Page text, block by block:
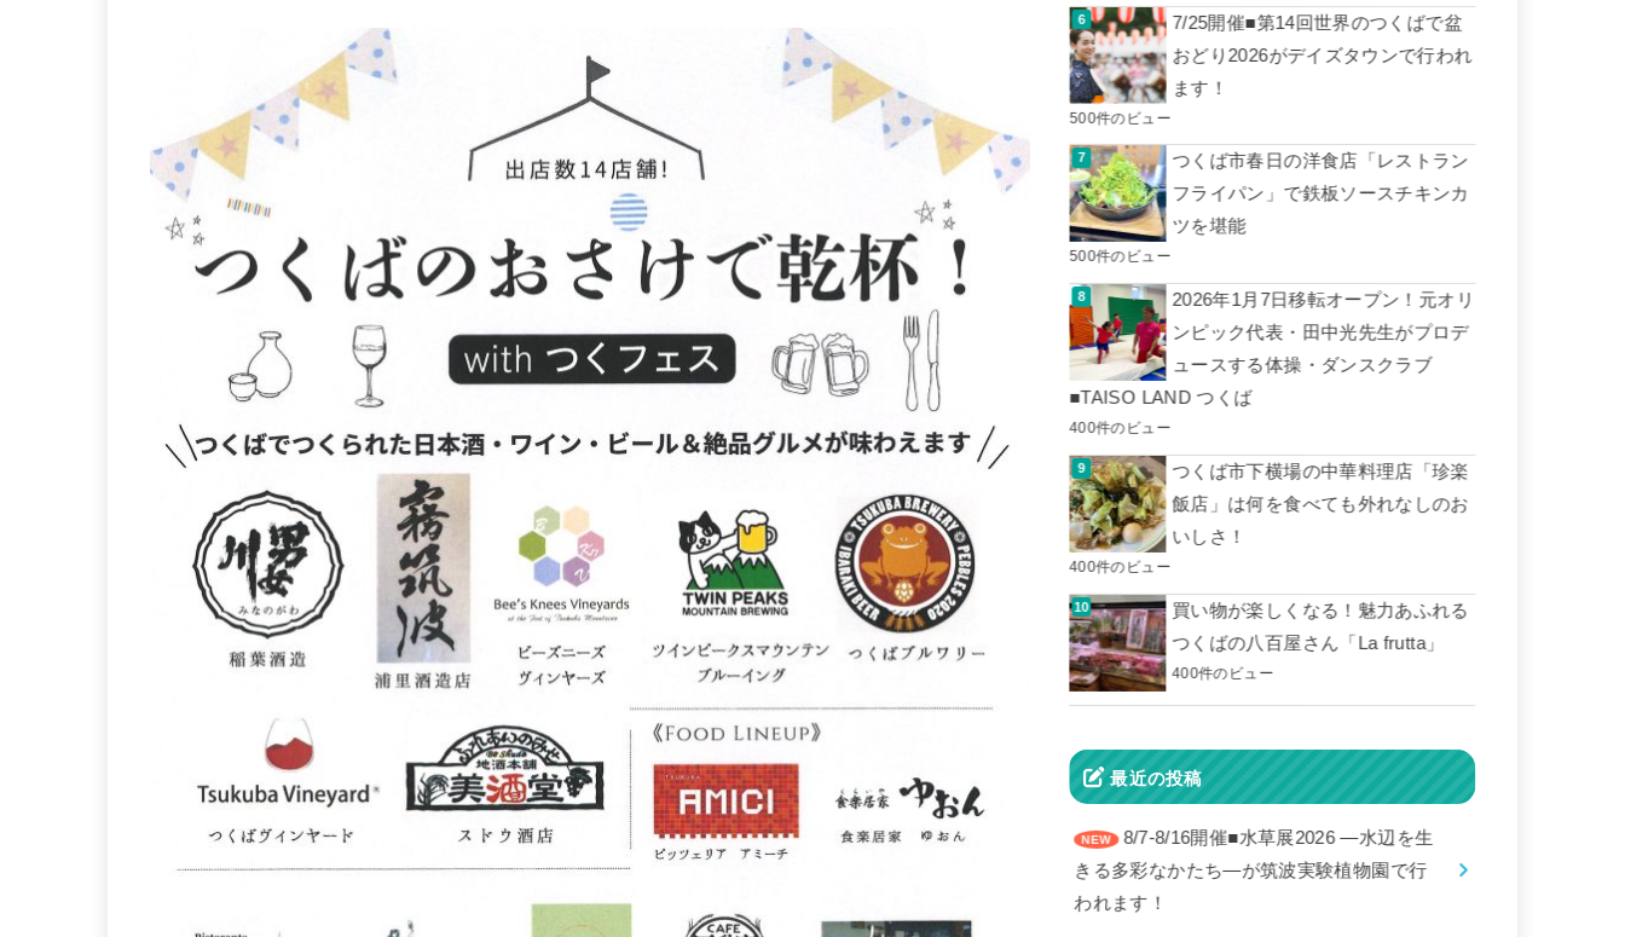
7/25開催■第14回世界のつくばで盆
おどり2026がデイズタウンで行われ
ます！
500件のビュー
つくば市春日の洋食店「レストラン
フライパン」で鉄板ソースチキンカ
ツを堪能
500件のビュー
2026年1月7日移転オープン！元オリ
ンピック代表・田中光先生がプロデ
ュースする体操・ダンスクラブ
■TAISO LAND つくば
400件のビュー
つくば市下横場の中華料理店「珍楽
飯店」は何を食べても外れなしのお
いしさ！
400件のビュー
買い物が楽しくなる！魅力あふれる
つくばの八百屋さん「La frutta」
400件のビュー
最近の投稿
8/7-8/16開催■水草展2026 ―水辺を生
きる多彩なかたち―が筑波実験植物園で行
われます！